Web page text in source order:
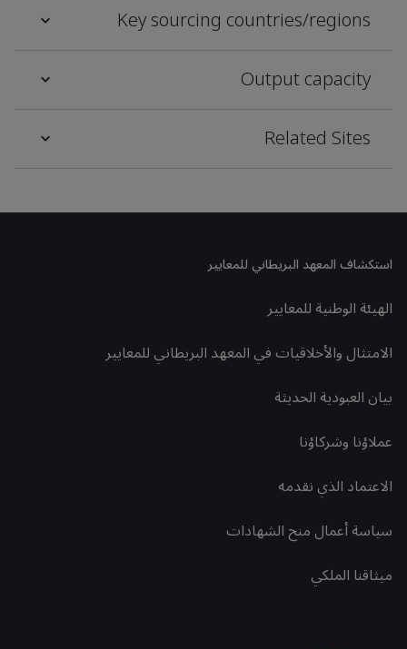
Key sourcing countries/regions
Output capacity
Related Sites
استكشاف المعهد البريطاني للمعايير
الهيئة الوطنية للمعايير
الامتثال والأخلاقيات في المعهد البريطاني للمعايير
بيان العبودية الحديثة
عملاؤنا وشركاؤنا
الاعتماد الذي نقدمه
سياسة أعمال منح الشهادات
ميثاقنا الملكي